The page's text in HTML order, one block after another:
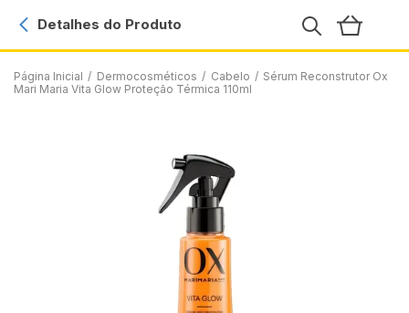
Página Inicial / Dermocosméticos / Cabelo / Sérum Reconstrutor Ox
Mari Maria Vita Glow Proteção Térmica 110ml
Detalhes do Produto